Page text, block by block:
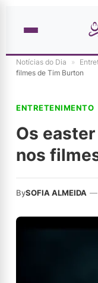
Notícias do Dia »
filmes de Tim Burton
ENTRETENIMENTO
Os
nos
BySOFIA ALMEIDA —